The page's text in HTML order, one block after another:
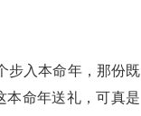
步入本命年，那份既
本命年送礼，可真是